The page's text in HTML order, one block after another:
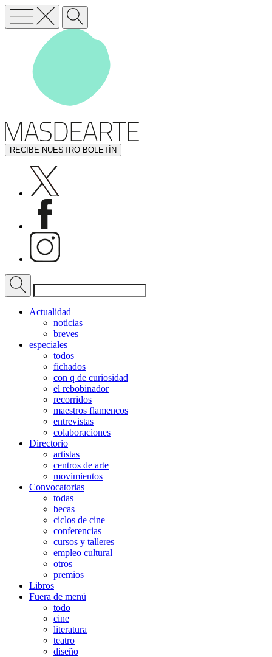
RECIBE NUESTRO BOLETÍN
Actualidad
noticias
breves
especiales
todos
fichados
con q de curiosidad
el rebobinador
recorridos
maestros flamencos
entrevistas
colaboraciones
Directorio
artistas
centros de arte
movimientos
Convocatorias
todas
becas
ciclos de cine
conferencias
cursos y talleres
empleo cultural
otros
premios
Libros
Fuera de menú
todo
cine
literatura
teatro
diseño